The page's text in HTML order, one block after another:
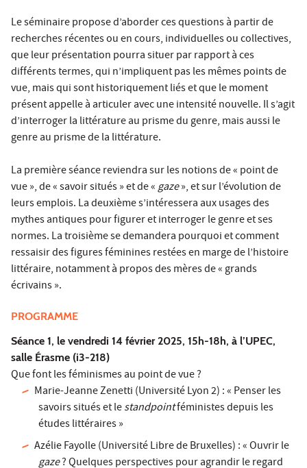
Le séminaire propose d’aborder ces questions à partir de
recherches récentes ou en cours, individuelles ou collectives,
que leur présentation pourra situer par rapport à ces
différents termes, qui n’impliquent pas les mêmes points de
vue, mais qui sont historiquement liés et que le moment
présent appelle à articuler avec une intensité nouvelle. Il s’agit
d’interroger la littérature au prisme du genre, mais aussi le
genre au prisme de la littérature.
La première séance reviendra sur les notions de « point de
vue », de « savoir situés » et de «gaze», et sur l’évolution de
leurs emplois. La deuxième s’intéressera aux usages des
mythes antiques pour figurer et interroger le genre et ses
normes. La troisième se demandera pourquoi et comment
ressaisir des figures féminines restées en marge de l’histoire
littéraire, notamment à propos des mères de « grands
écrivains ».
PROGRAMME
Séance 1, le vendredi 14 février 2025, 15h-18h, à l’UPEC,
salle Érasme (i3-218)
Que font les féminismes au point de vue ?
Marie-Jeanne Zenetti (Université Lyon 2) : « Penser les
savoirs situés et lestandpointféministes depuis les
études littéraires »
Azélie Fayolle (Université Libre de Bruxelles) : « Ouvrir le
gaze? Quelques perspectives pour agrandir le regard